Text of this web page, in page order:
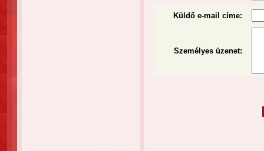
Küldő e-mail címe:
Személyes üzenet: